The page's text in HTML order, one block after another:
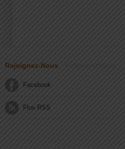
Rejoignez-Nous
Facebook
Flux RSS